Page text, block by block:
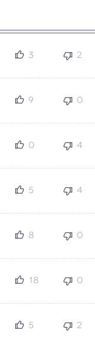
3 2
9 0
0 4
5 4
8 0
18 0
5 2